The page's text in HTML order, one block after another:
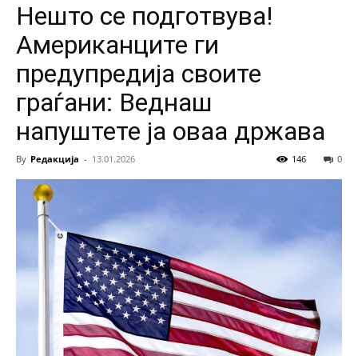
Нешто се подготвува!
Американците ги
предупредија своите
граѓани: Веднаш
напуштете ја оваа држава
By Редакција - 13.01.2026 0
146